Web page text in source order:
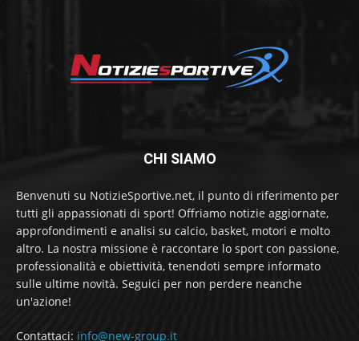
CHI SIAMO
Benvenuti su NotizieSportive.net, il punto di riferimento per
tutti gli appassionati di sport! Offriamo notizie aggiornate,
approfondimenti e analisi su calcio, basket, motori e molto
altro. La nostra missione è raccontare lo sport con passione,
professionalità e obiettività, tenendoti sempre informato
sulle ultime novità. Seguici per non perdere neanche
un'azione!
Contattaci: info@new-group.it